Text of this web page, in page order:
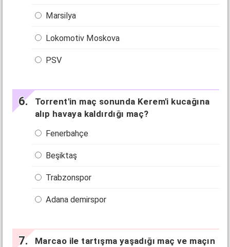
Marsilya
Lokomotiv Moskova
PSV
Torrent'in maç sonunda Kerem'i kucağına
alıp havaya kaldırdığı maç?
Fenerbahçe
Beşiktaş
Trabzonspor
Adana demirspor
Marcao ile tartışma yaşadığı maç ve maçın